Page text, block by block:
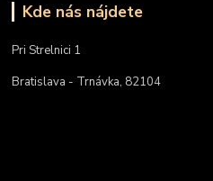
Kde nás nájdete
Pri Strelnici 1
Bratislava - Trnávka, 82104